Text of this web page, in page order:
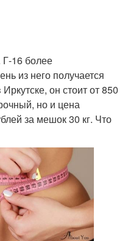
Г-16 более
из него получается
он стоит от 850
но и цена
за мешок 30 кг. Что